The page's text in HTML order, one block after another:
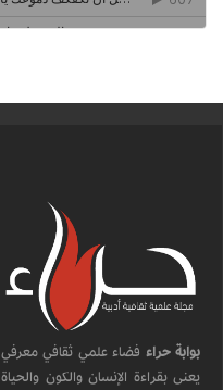
بوابة حراء فضاء علمي ثقافي معرفي
يعنى بقراءة الإنسان والكون والحياة